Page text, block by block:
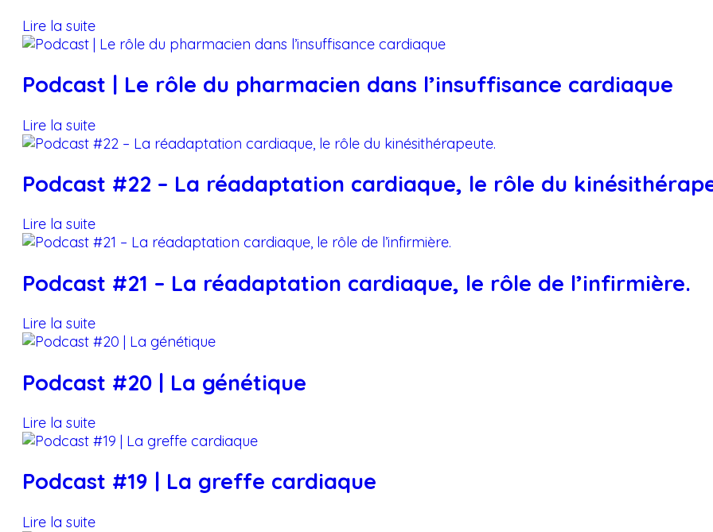
Lire la suite
Podcast | Le rôle du pharmacien dans l’insuffisance cardiaque
Lire la suite
Podcast #22 – La réadaptation cardiaque, le rôle du
Lire la suite
Podcast #21 – La réadaptation cardiaque, le rôle de l’infirmière.
Lire la suite
Podcast #20 | La génétique
Lire la suite
Podcast #19 | La greffe cardiaque
Lire la suite